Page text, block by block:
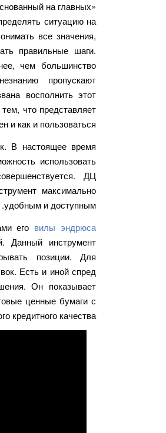
на главных
ситуацию на
все значения,
правильные шаги.
чем большинство
пропускают
восполнить этот
что представляет
и как и пользоваться.
В настоящее время
использовать
ДЦ
максимально
удобным и доступным.
его вилы эндрюса
Данный инструмент
позиции. Для
Есть и иной спред
Он показывает
ценные бумаги с
кредитного качества.